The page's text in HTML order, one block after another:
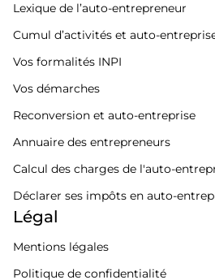
Lexique de l’auto-entrepreneur
Cumul d’activités et auto-
Vos formalités INPI
Vos démarches
Reconversion et auto-entreprise
Annuaire des entrepreneurs
Calcul des charges de l'auto-
Déclarer ses impôts en auto-
Légal
Mentions légales
Politique de confidentialité